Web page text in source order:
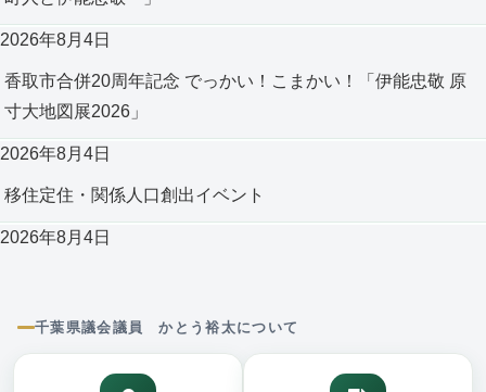
2026年8月4日
香取市合併20周年記念 でっかい！こまかい！「伊能忠敬 原
寸大地図展2026」
2026年8月4日
移住定住・関係人口創出イベント
2026年8月4日
千葉県議会議員 かとう裕太について